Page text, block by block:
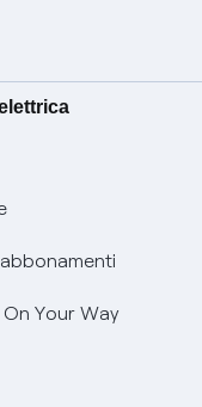
Your Way